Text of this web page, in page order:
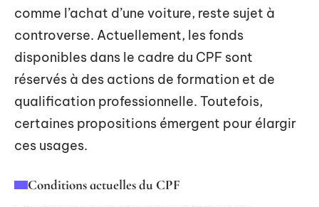
comme l’achat d’une voiture, reste sujet à
controverse. Actuellement, les fonds
disponibles dans le cadre du CPF sont
réservés à des actions de formation et de
qualification professionnelle. Toutefois,
certaines propositions émergent pour élargir
ces usages.
Conditions actuelles du CPF